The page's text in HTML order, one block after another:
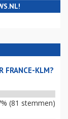
FRANCE-KLM?
(81 stemmen)